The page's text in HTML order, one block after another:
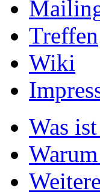
Treffen
Wiki
Was